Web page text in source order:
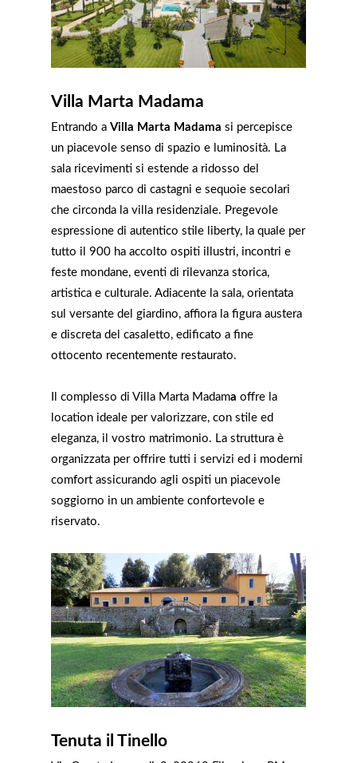
Villa Marta Madama
Entrando a Villa Marta Madama si percepisce
un piacevole senso di spazio e luminosità. La
sala ricevimenti si estende a ridosso del
maestoso parco di castagni e sequoie secolari
che circonda la villa residenziale. Pregevole
espressione di autentico stile liberty, la quale per
tutto il 900 ha accolto ospiti illustri, incontri e
feste mondane, eventi di rilevanza storica,
artistica e culturale. Adiacente la sala, orientata
sul versante del giardino, affiora la figura austera
e discreta del casaletto, edificato a fine
ottocento recentemente restaurato.
Il complesso di Villa Marta Madama offre la
location ideale per valorizzare, con stile ed
eleganza, il vostro matrimonio. La struttura è
organizzata per offrire tutti i servizi ed i moderni
comfort assicurando agli ospiti un piacevole
soggiorno in un ambiente confortevole e
riservato.
Tenuta il Tinello